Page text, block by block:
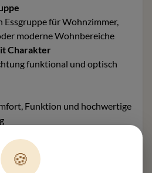
Essgruppe für Wohnzimmer,
moderne Wohnbereiche
Charakter
funktional und optisch
Funktion und hochwertige
Stellfläche und Raumwirkung
🍪